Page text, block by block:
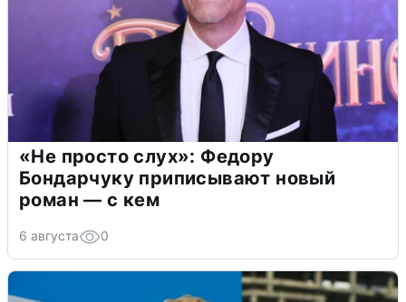
«Не просто слух»: Федору
Бондарчуку приписывают новый
роман — с кем
6 августа 0